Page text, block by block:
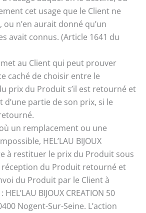
cet usage que le Client ne
ou n’en aurait donné qu’un
avait connus. (Article 1641 du
au Client qui peut prouver
caché de choisir entre le
prix du Produit s’il est retourné et
partie de son prix, si le
un remplacement ou une
HEL’LAU BIJOUX
à restituer le prix du Produit sous
du Produit retourné et
du Produit par le Client à
BIJOUX CREATION 50
Nogent-Sur-Seine. L’action